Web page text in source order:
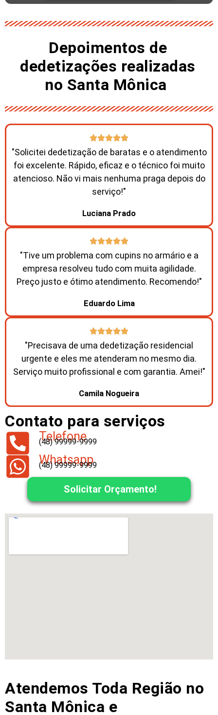
Depoimentos de
dedetizações realizadas
no Santa Mônica ​
"Solicitei dedetização de baratas e o atendimento
foi excelente. Rápido, eficaz e o técnico foi muito
atencioso. Não vi mais nenhuma praga depois do
serviço!"
Luciana Prado
"Tive um problema com cupins no armário e a
empresa resolveu tudo com muita agilidade.
Preço justo e ótimo atendimento. Recomendo!"
Eduardo Lima
"Precisava de uma dedetização residencial
urgente e eles me atenderam no mesmo dia.
Serviço muito profissional e com garantia. Amei!"
Camila Nogueira
Contato para serviços
Telefone
(48) 99999-9999
Whatsapp
(48) 99999-9999
Solicitar Orçamento!
Atendemos Toda Região no
Santa Mônica e